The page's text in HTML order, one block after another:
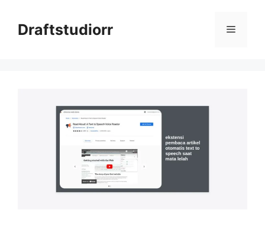
contentDraftstudiorr Menu